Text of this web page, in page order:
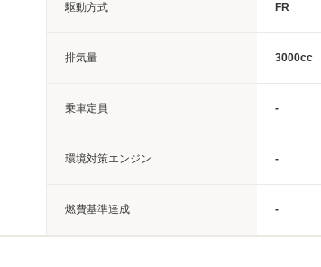
駆動方式 FR
排気量 3000cc
乗車定員 -
環境対策エンジン -
燃費基準達成 -